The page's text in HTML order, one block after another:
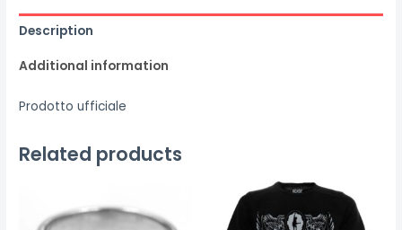
Description
Additional information
Prodotto ufficiale
Related products